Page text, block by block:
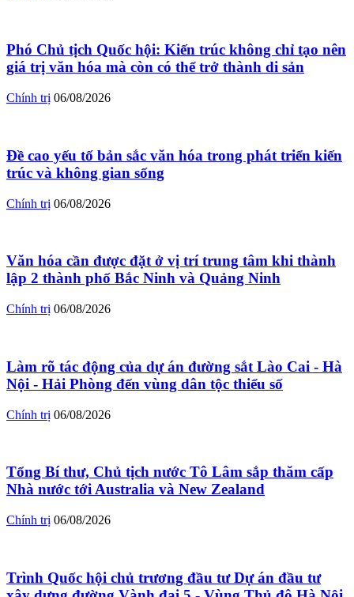
Phó Chủ tịch Quốc hội: Kiến trúc không chỉ tạo nên
giá trị văn hóa mà còn có thể trở thành di sản
Chính trị 06/08/2026
Đề cao yếu tố bản sắc văn hóa trong phát triển kiến
trúc và không gian sống
Chính trị 06/08/2026
Văn hóa cần được đặt ở vị trí trung tâm khi thành
lập 2 thành phố Bắc Ninh và Quảng Ninh
Chính trị 06/08/2026
Làm rõ tác động của dự án đường sắt Lào Cai - Hà
Nội - Hải Phòng đến vùng dân tộc thiểu số
Chính trị 06/08/2026
Tổng Bí thư, Chủ tịch nước Tô Lâm sắp thăm cấp
Nhà nước tới Australia và New Zealand
Chính trị 06/08/2026
Trình Quốc hội chủ trương đầu tư Dự án đầu tư